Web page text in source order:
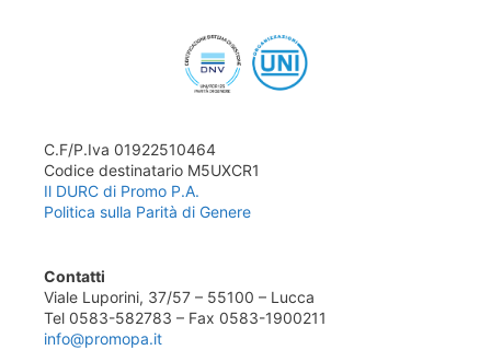
C.F/P.Iva 01922510464
Codice destinatario M5UXCR1
Il DURC di Promo P.A.
Politica sulla Parità di Genere
Contatti
Viale Luporini, 37/57 – 55100 – Lucca
Tel 0583-582783 – Fax 0583-1900211
info@promopa.it